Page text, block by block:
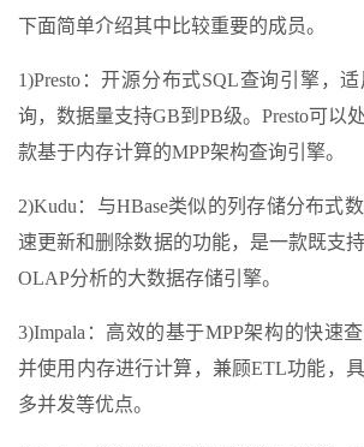
下面简单介绍其中比较重要的成员。
1)Presto：开源分布式SQL查询引擎，
询，数据量支持GB到PB级。Presto可以
款基于内存计算的MPP架构查询引擎。
2)Kudu：与HBase类似的列存储分布式
速更新和删除数据的功能，是一款既支
OLAP分析的大数据存储引擎。
3)Impala：高效的基于MPP架构的快速
并使用内存进行计算，兼顾ETL功能，
多并发等优点。